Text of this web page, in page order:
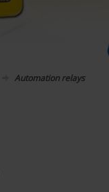
Automation relays